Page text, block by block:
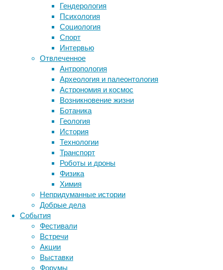
Гендерология
Психология
Социология
Спорт
Интервью
Отвлеченное
Антропология
Археология и палеонтология
Астрономия и космос
Возникновение жизни
Ботаника
Геология
История
Технологии
Транспорт
Роботы и дроны
Физика
Химия
Непридуманные истории
Добрые дела
События
Фестивали
Встречи
Акции
Выставки
Форумы
Влияние
генов
на
интеллект
меняется
со
взрослением
14/07/2026,
15:38
14/07/2026
IQ
генетика,
дети,
интеллект,
наследственность
психология
Бывает
так,
что
ребёнок
с
генетически
обусловленными
Метки
ДНК бактерии биология
биотехнология вирусы
генетика дети
здоровье
инструменты и методы
исследования
лекарства медицина
мозг наука неврология
нейробиология
нейрофизиология
поведение
сон социальные проблемы